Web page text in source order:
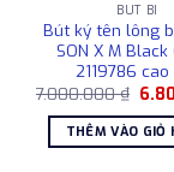
BÚT BI
Bút ký tên lông
SON X M Black
2119786 cao
7.000.000₫ Giá
là:
THÊM VÀO GIỎ